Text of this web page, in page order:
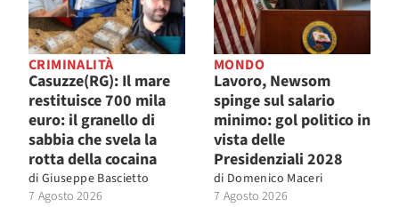
CRIMINALITÀ
Casuzze(RG): Il mare
restituisce 700 mila
euro: il granello di
sabbia che svela la
rotta della cocaina
di Giuseppe Bascietto
7 Agosto 2026
MONDO
Lavoro, Newsom
spinge sul salario
minimo: gol politico in
vista delle
Presidenziali 2028
di Domenico Maceri
7 Agosto 2026